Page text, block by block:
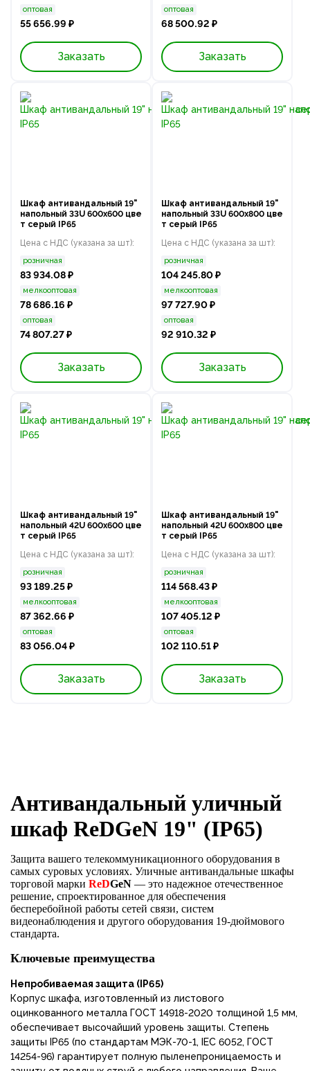
оптовая
55 656.99 ₽
Заказать
оптовая
68 500.92 ₽
Заказать
Шкаф антивандальный 19"
напольный 33U 600x600 цве
т серый IP65
Цена с НДС (указана за шт):
розничная
83 934.08 ₽
мелкооптовая
78 686.16 ₽
оптовая
74 807.27 ₽
Заказать
Шкаф антивандальный 19"
напольный 33U 600x800 цве
т серый IP65
Цена с НДС (указана за шт):
розничная
104 245.80 ₽
мелкооптовая
97 727.90 ₽
оптовая
92 910.32 ₽
Заказать
Шкаф антивандальный 19"
напольный 42U 600x600 цве
т серый IP65
Цена с НДС (указана за шт):
розничная
93 189.25 ₽
мелкооптовая
87 362.66 ₽
оптовая
83 056.04 ₽
Заказать
Шкаф антивандальный 19"
напольный 42U 600x800 цве
т серый IP65
Цена с НДС (указана за шт):
розничная
114 568.43 ₽
мелкооптовая
107 405.12 ₽
оптовая
102 110.51 ₽
Заказать
Антивандальный уличный
шкаф ReDGeN 19" (IP65)
Защита вашего телекоммуникационного оборудования в
самых суровых условиях. Уличные антивандальные шкафы
торговой марки ReDGeN — это надежное отечественное
решение, спроектированное для обеспечения
бесперебойной работы сетей связи, систем
видеонаблюдения и другого оборудования 19-дюймового
стандарта.
Ключевые преимущества
Непробиваемая защита (IP65)
Корпус шкафа, изготовленный из листового
оцинкованного металла ГОСТ 14918-2020 толщиной 1,5 мм,
обеспечивает высочайший уровень защиты. Степень
защиты IP65 (по стандартам МЭК-70-1, IEC 6052, ГОСТ
14254-96) гарантирует полную пыленепроницаемость и